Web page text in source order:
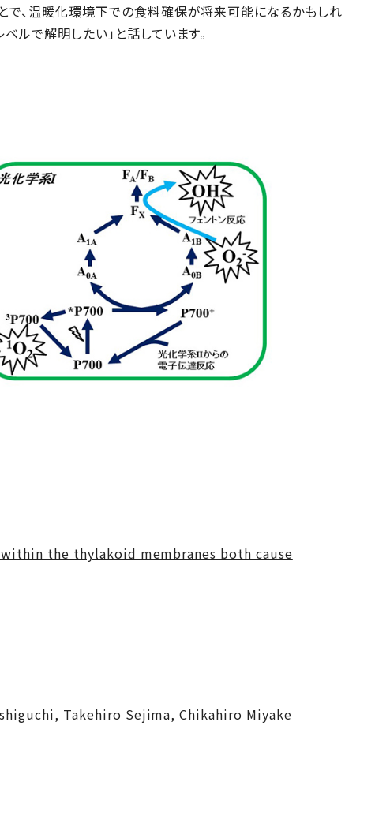
で、温暖化環境下での食料確保が将来可能になるかもしれ
ルで解明したい」と話しています。
the thylakoid membranes both cause
Takehiro Sejima, Chikahiro Miyake